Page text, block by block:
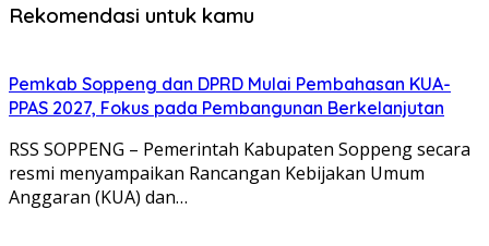
Rekomendasi untuk kamu
Pemkab Soppeng dan DPRD Mulai Pembahasan KUA-
PPAS 2027, Fokus pada Pembangunan Berkelanjutan
RSS SOPPENG – Pemerintah Kabupaten Soppeng secara
resmi menyampaikan Rancangan Kebijakan Umum
Anggaran (KUA) dan…